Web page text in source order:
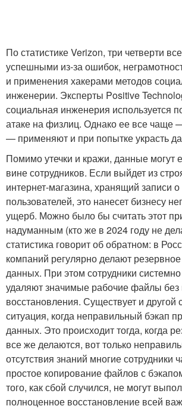
По статистике Verizon, три четверти
успешными из-за ошибок,
и применения хакерами методов
инженерии. Эксперты Positive
социальная инженерия используется
атаке на физлиц. Однако ее все чаще
— применяют и при попытке украсть
Помимо утечки и кражи, данные могут
вине сотрудников. Если выйдет из
интернет-магазина, хранящий записи
пользователей, это нанесет бизнесу
ущерб. Можно было бы считать этот
надуманным (кто же в 2024 году не
статистика говорит об обратном: в
компаний регулярно делают
данных. При этом сотрудники
удаляют значимые рабочие файлы без
восстановления. Существует и другой
ситуация, когда неправильный бэкап
данных. Это происходит тогда, когда
все же делаются, вот только
отсутствия знаний многие сотрудники
простое копирование файлов с
того, как сбой случился, не могут
полноценное восстановление всей